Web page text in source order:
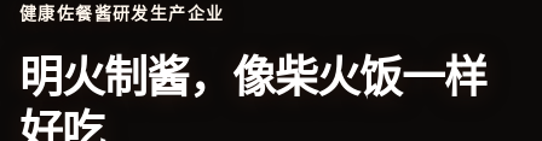
健康佐餐酱研发生产企业
明火制酱，像柴火饭一样